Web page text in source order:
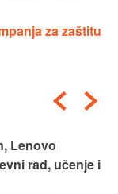
za zaštitu
Lenovo
rad, učenje i